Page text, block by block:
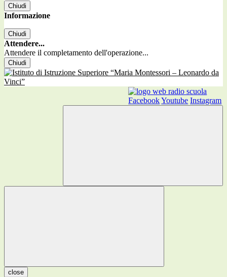
Chiudi
Informazione
Chiudi
Attendere...
Attendere il completamento dell'operazione...
Chiudi
FacebookYoutube Instagram
close